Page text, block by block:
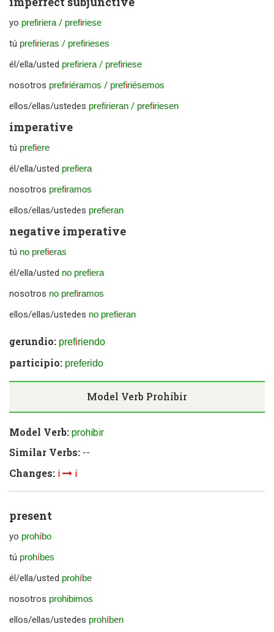
yo prefiriera/ prefiriese
tú prefirieras / prefirieses
él/ella/usted prefiriera/ prefiriese
nosotros prefiriéramos / prefiriésemos
ellos/ellas/ustedes prefirieran / prefiriesen
imperative
tú prefiere
él/ella/usted prefiera
nosotros prefiramos
ellos/ellas/ustedes prefieran
negative imperative
tú no prefieras
él/ella/usted no prefiera
nosotros no prefiramos
ellos/ellas/ustedes no prefieran
gerundio: prefiriendo
participio: preferido
Model Verb Prohibir
Model Verb: prohibir
Similar Verbs: --
Changes: i í
present
yo prohíbo
tú prohíbes
él/ella/usted prohíbe
nosotros prohibimos
ellos/ellas/ustedes prohíben